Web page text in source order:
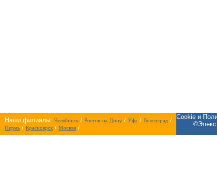
Наши филиалы: Челябинск/ Ростов-на-Дону / Уфа / Волгоград /
Пермь / Красноярск/ Москва /
Cookie и